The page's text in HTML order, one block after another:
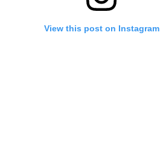
View this post on Instagram